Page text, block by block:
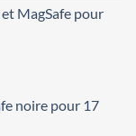
MagSafe pour
noire pour 17